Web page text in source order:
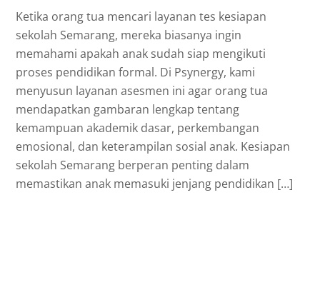
Ketika orang tua mencari layanan tes kesiapan
sekolah Semarang, mereka biasanya ingin
memahami apakah anak sudah siap mengikuti
proses pendidikan formal. Di Psynergy, kami
menyusun layanan asesmen ini agar orang tua
mendapatkan gambaran lengkap tentang
kemampuan akademik dasar, perkembangan
emosional, dan keterampilan sosial anak. Kesiapan
sekolah Semarang berperan penting dalam
memastikan anak memasuki jenjang pendidikan […]